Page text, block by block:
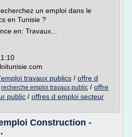
un emploi dans le
en Tunisie ?
en: Travaux...
travaux publics / offre d
recherche emploi travaux public / offre
public / offres d emploi secteur
Construction -